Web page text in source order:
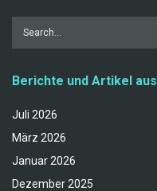
Berichte und Artikel aus
Juli 2026
März 2026
Januar 2026
Dezember 2025